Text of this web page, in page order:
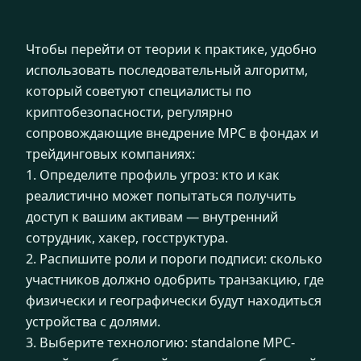
Чтобы перейти от теории к практике, удобно
использовать последовательный алгоритм,
который советуют специалисты по
криптобезопасности, регулярно
сопровождающие внедрение MPC в фондах и
трейдинговых компаниях:
1. Определите профиль угроз: кто и как
реалистично может попытаться получить
доступ к вашим активам — внутренний
сотрудник, хакер, госструктура.
2. Распишите роли и пороги подписи: сколько
участников должно одобрить транзакцию, где
физически и географически будут находиться
устройства с долями.
3. Выберите технологию: standalone MPC-